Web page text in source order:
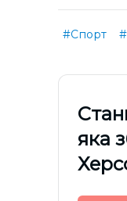
#Спорт
яка